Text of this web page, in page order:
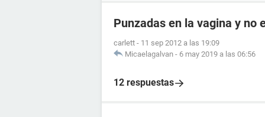
Punzadas en la vagina y no
carlett - 11 sep 2012 a las 19:09
Micaelagalvan - 6 may 2019 a las 06:56
12 respuestas